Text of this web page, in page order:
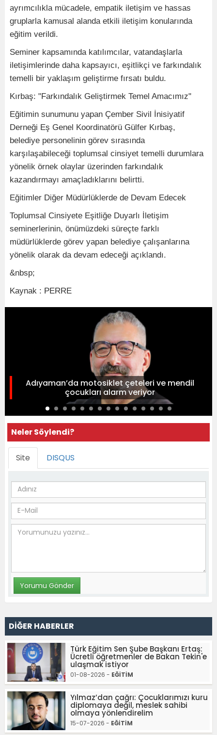
ayrımcılıkla mücadele, empatik iletişim ve hassas
gruplarla kamusal alanda etkili iletişim konularında
eğitim verildi.
Seminer kapsamında katılımcılar, vatandaşlarla
iletişimlerinde daha kapsayıcı, eşitlikçi ve farkındalık
temelli bir yaklaşım geliştirme fırsatı buldu.
Kırbaş: "Farkındalık Geliştirmek Temel Amacımız"
Eğitimin sunumunu yapan Çember Sivil İnisiyatif
Derneği Eş Genel Koordinatörü Gülfer Kırbaş,
belediye personelinin görev sırasında
karşılaşabileceği toplumsal cinsiyet temelli durumlara
yönelik örnek olaylar üzerinden farkındalık
kazandırmayı amaçladıklarını belirtti.
Eğitimler Diğer Müdürlüklerde de Devam Edecek
Toplumsal Cinsiyete Eşitliğe Duyarlı İletişim
seminerlerinin, önümüzdeki süreçte farklı
müdürlüklerde görev yapan belediye çalışanlarına
yönelik olarak da devam edeceği açıklandı.
&nbsp;
Kaynak : PERRE
Adıyaman’da motosiklet çeteleri ve mendil
çocukları alarm veriyor
Neler Söylendi?
Site DISQUS
DİĞER HABERLER
Türk Eğitim Sen Şube Başkanı Ertaş:
Ücretli öğretmenler de Bakan Tekin'e
ulaşmak istiyor
01-08-2026 - EĞİTİM
Yılmaz’dan çağrı: Çocuklarımızı kuru
diplomaya değil, meslek sahibi
olmaya yönlendirelim
15-07-2026 - EĞİTİM